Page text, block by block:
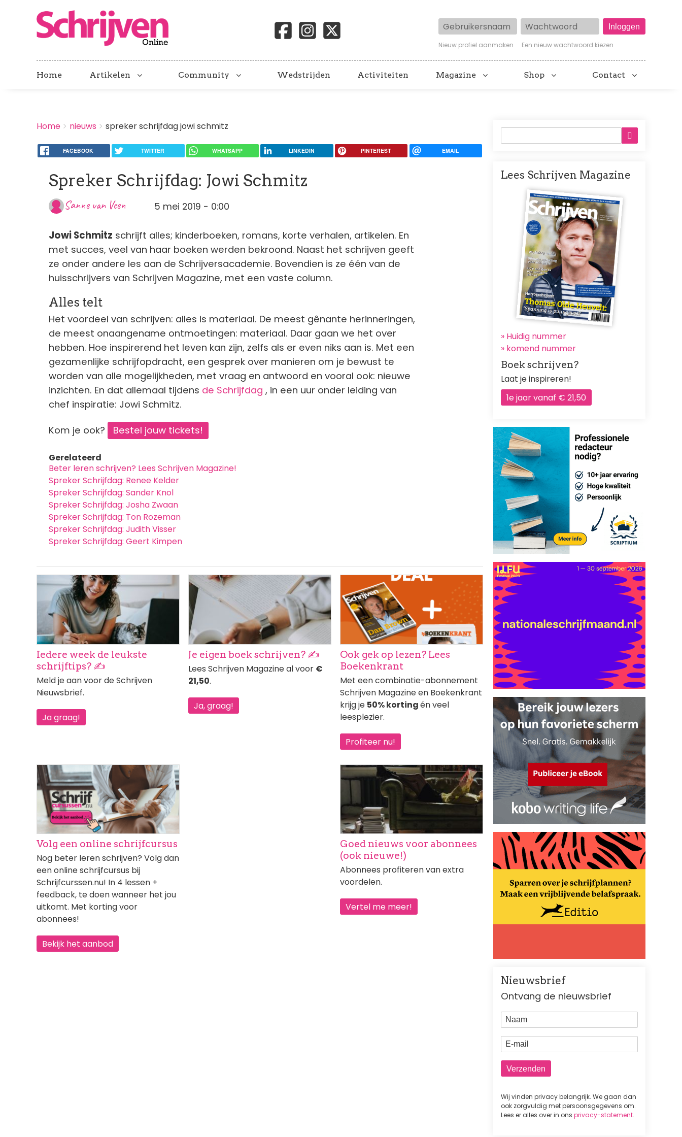
Gebruikersnaam Wachtwoord
Nieuw profiel aanmaken Een nieuw wachtwoord kiezen
Home Artikelen Community Wedstrijden Activiteiten Magazine Shop Contact
BREADCRUMBS
You
here:
Home nieuws spreker schrijfdag jowi schmitz
FACEBOOK TWITTER WHATSAPP LINKEDIN PINTEREST EMAIL
Spreker Schrijfdag: Jowi Schmitz
Sanne van Veen 5 mei 2019 - 0:00
Jowi Schmitz schrijft alles; kinderboeken, romans, korte verhalen, artikelen. En
met succes, veel van haar boeken werden bekroond. Naast het schrijven geeft
ze onder andere les aan de Schrijversacademie. Bovendien is ze één van de
huisschrijvers van Schrijven Magazine, met een vaste column.
Alles telt
Het voordeel van schrijven: alles is materiaal. De meest gênante herinneringen,
de meest onaangename ontmoetingen: materiaal. Daar gaan we het over
hebben. Hoe inspirerend het leven kan zijn, zelfs als er even niks aan is. Met een
gezamenlijke schrijfopdracht, een gesprek over manieren om je bewust te
worden van alle mogelijkheden, met vraag en antwoord en vooral ook: nieuwe
inzichten. En dat allemaal tijdens de Schrijfdag , in een uur onder leiding van
chef inspiratie: Jowi Schmitz.
Kom je ook? Bestel jouw tickets!
Gerelateerd
Beter leren schrijven? Lees Schrijven Magazine!
Spreker Schrijfdag: Renee Kelder
Spreker Schrijfdag: Sander Knol
Spreker Schrijfdag: Josha Zwaan
Spreker Schrijfdag: Ton Rozeman
Spreker Schrijfdag: Judith Visser
Spreker Schrijfdag: Geert Kimpen
Afbeelding
Iedere week de leukste
schrijftips? ✍️
Meld je aan voor de Schrijven
Nieuwsbrief.
Ja graag!
Afbeelding
Je eigen boek schrijven? ✍️
Lees Schrijven Magazine al voor €
21,50.
Ja, graag!
Afbeelding
Ook gek op lezen? Lees
Boekenkrant
Met een combinatie-abonnement
Schrijven Magazine en Boekenkrant
krijg je 50% kortingén veel
leesplezier.
Profiteer nu!
Afbeelding
Volg een online schrijfcursus
Nog beter leren schrijven? Volg dan
een online schrijfcursus bij
Schrijfcurssen.nu! In 4 lessen +
feedback, te doen wanneer het jou
uitkomt. Met korting voor
abonnees!
Bekijk het aanbod
Afbeelding
Goed nieuws voor abonnees
(ook nieuwe!)
Abonnees profiteren van extra
voordelen.
Vertel me meer!
Lees Schrijven Magazine
Afbeelding
» Huidig nummer
» komend nummer
Boek schrijven?
Laat je inspireren!
1e jaar vanaf € 21,50
Nieuwsbrief
Ontvang de nieuwsbrief
Naam
E-mail
Wij vinden privacy belangrijk. We gaan dan
ook zorgvuldig met persoonsgegevens om.
Lees er alles over in ons privacy-statement.